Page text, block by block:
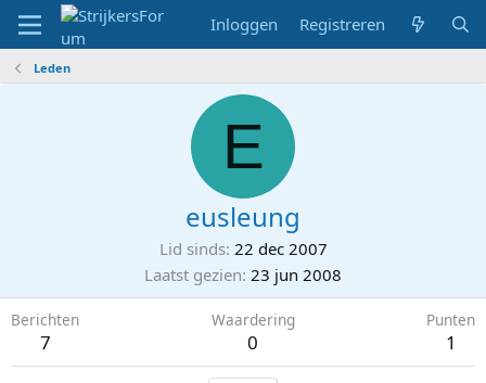
Inloggen Registreren
Leden
E
eusleung
Lid sinds 22 dec 2007
Laatst gezien 23 jun 2008
Berichten
7
Waardering
0
Punten
1